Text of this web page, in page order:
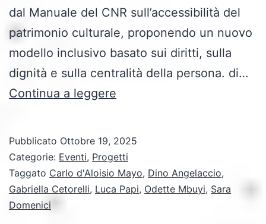
dal Manuale del CNR sull’accessibilità del
patrimonio culturale, proponendo un nuovo
modello inclusivo basato sui diritti, sulla
dignità e sulla centralità della persona. di…
Continua a leggere
che
include:
linguaggi
Pubblicato Ottobre 19, 2025
Categorie: Eventi, Progetti
Taggato Carlo d'Aloisio Mayo, Dino Angelaccio,
Gabriella Cetorelli, Luca Papi, Odette Mbuyi, Sara
Domenici